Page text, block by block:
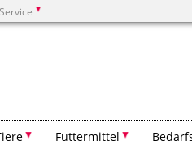
Service
Futtermittel